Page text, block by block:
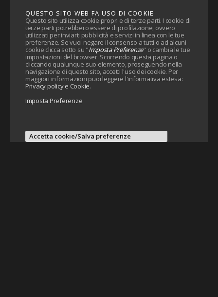
QUESTO SITO WEB FA USO DI COOKIE
Questo sito utilizza cookie propri e di terze parti. I cookie di
terze parti potrebbero essere di profilazione, ovvero
utilizzati per inviarti pubblicità e servizi in linea con le tue
preferenze. Se vuoi negare il consenso a tutti o ad alcuni
cookie clicca sotto su "Imposta Preferenze" o cambia le tue
impostazioni del browser. Scorrendo questa pagina o
cliccando qualunque suo elemento, proseguendo nella
navigazione di questo sito, accetti l'uso dei cookie. Per
maggiori informazioni puoi leggere l'informativa estesa:
Privacy policy e Cookie.
Imposta Preferenze
Accetta cookie/Salva preferenze